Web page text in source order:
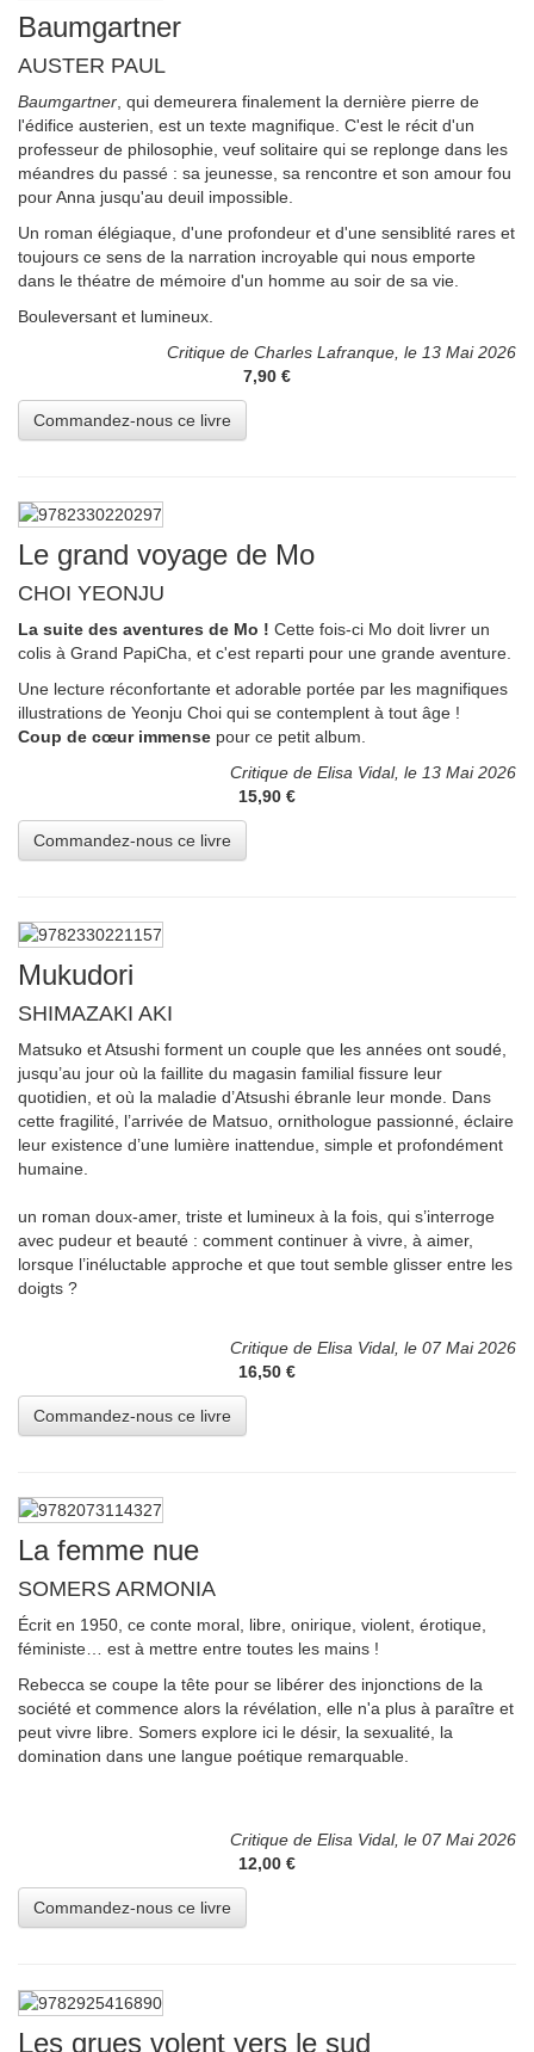
Baumgartner
AUSTER PAUL
Baumgartner , qui demeurera finalement la dernière pierre de
l'édifice austerien, est un texte magnifique. C'est le récit d'un
professeur de philosophie, veuf solitaire qui se replonge dans les
méandres du passé : sa jeunesse, sa rencontre et son amour fou
pour Anna jusqu'au deuil impossible.
Un roman élégiaque, d'une profondeur et d'une sensiblité rares et
toujours ce sens de la narration incroyable qui nous emporte
dans le théatre de mémoire d'un homme au soir de sa vie.
Bouleversant et lumineux.
Critique de Charles Lafranque, le 13 Mai 2026
7,90 €
Le grand voyage de Mo
CHOI YEONJU
La suite des aventures de Mo ! Cette fois-ci Mo doit livrer un
colis à Grand PapiCha, et c'est reparti pour une grande aventure.
Une lecture réconfortante et adorable portée par les magnifiques
illustrations de Yeonju Choi qui se contemplent à tout âge !
Coup de cœur immense pour ce petit album.
Critique de Elisa Vidal, le 13 Mai 2026
15,90 €
Mukudori
SHIMAZAKI AKI
Matsuko et Atsushi forment un couple que les années ont soudé,
jusqu’au jour où la faillite du magasin familial fissure leur
quotidien, et où la maladie d’Atsushi ébranle leur monde. Dans
cette fragilité, l’arrivée de Matsuo, ornithologue passionné, éclaire
leur existence d’une lumière inattendue, simple et profondément
humaine.
un roman doux-amer, triste et lumineux à la fois, qui s’interroge
avec pudeur et beauté : comment continuer à vivre, à aimer,
lorsque l’inéluctable approche et que tout semble glisser entre les
doigts ?
Critique de Elisa Vidal, le 07 Mai 2026
16,50 €
La femme nue
SOMERS ARMONIA
Écrit en 1950, ce conte moral, libre, onirique, violent, érotique,
féministe… est à mettre entre toutes les mains !
Rebecca se coupe la tête pour se libérer des injonctions de la
société et commence alors la révélation, elle n'a plus à paraître et
peut vivre libre. Somers explore ici le désir, la sexualité, la
domination dans une langue poétique remarquable.
Critique de Elisa Vidal, le 07 Mai 2026
12,00 €
Les grues volent vers le sud